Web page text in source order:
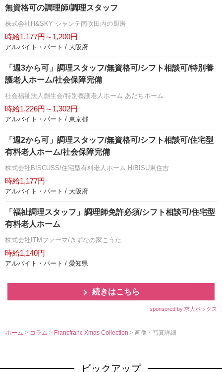
無資格可の調理師/調理スタッフ
株式会社H&SKY シャンテ南吹田内の厨房
時給1,177円～1,200円
アルバイト・パート / 大阪府
「週3から可」調理スタッフ/無資格可/シフト相談可/特別養
護老人ホーム/社会保障完備
社会福祉法人創生会/特別養護老人ホーム あだちホーム
時給1,226円～1,302円
アルバイト・パート / 東京都
「週2から可」調理スタッフ/無資格可/シフト相談可/住宅型
有料老人ホーム/社会保障完備
株式会社BISCUSS/住宅型有料老人ホーム HIBISU東住吉
時給1,177円
アルバイト・パート / 大阪府
「福祉調理スタッフ」調理師免許必須/シフト相談可/住宅型
有料老人ホーム
株式会社ITMファーマ/きずなの家こうた
時給1,140円
アルバイト・パート / 愛知県
続きはこちら
sponsored by 求人ボックス
ホーム > コラム> Francfranc Xmas Collection> 画像・写真詳細
ピックアップ